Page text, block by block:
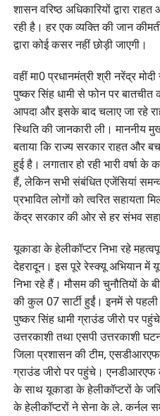
शासन वरिष्ठ अधिकारियों द्वारा
रही है। हर एक व्यक्ति की जान
द्वारा कोई कसर नहीं छोड़ी जाएगी।
वहीं मा0 प्रधानमंत्री श्री नरेंद्र
पुष्कर सिंह धामी से फोन पर बातचीत
आपदा और इसके बाद चलाए जा रहे
स्थिति की जानकारी ली। माननीय
बताया कि राज्य सरकार राहत और
हुई है। लगातार हो रही भारी वर्षा
हैं, लेकिन सभी संबंधित एजेंसियां
प्रभावित लोगों को त्वरित सहायता
केंद्र सरकार की ओर से हर संभव
यूकाडा के हेलीकॉप्टर निभा रहे
देहरादून। इस पूरे रेस्क्यू अभियान में
निभा रहे हैं। मौसम की चुनौतियों के
की कुल 07 सार्टी हुईं। इनमें से पहली
पुष्कर सिंह धामी ग्राउंड जीरो पर
उत्तरकाशी तथा एसपी उत्तरकाशी
जिला प्रशासन की टीम,
ग्राउंड जीरो पर पहुंचे।
के साथ यूकाडा के हेलीकॉप्टरों के
के हेलीकॉप्टरों ने सेना के ले. कर्नल